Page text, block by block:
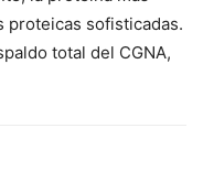
proteicas sofisticadas.
total del CGNA,